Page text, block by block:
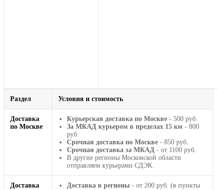
Раздел Условия и стоимость
Доставка
по Москве
Курьерская доставка по Москве - 500 руб.
За МКАД курьером в пределах 15 км - 800
руб.
Срочная доставка по Москве - 850 руб.
Срочная доставка за МКАД - от 1100 руб.
В другие регионы Московской области
отправляем курьерами СДЭК.
Доставка
Доставка в регионы - от 200 руб. (в пункты